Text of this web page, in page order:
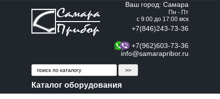
Ваш город: Самара
Пн - Пт
с 9:00 до 17:00 мск
+7(846)243-73-36
+7(962)603-73-36
info@samarapribor.ru
Каталог оборудования